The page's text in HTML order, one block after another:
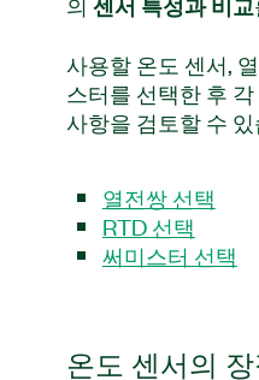
사용할 온도 센서,
스터를 선택한 후
사항을 검토할 수 있
열전쌍 선택
RTD 선택
써미스터 선택
온도 센서의